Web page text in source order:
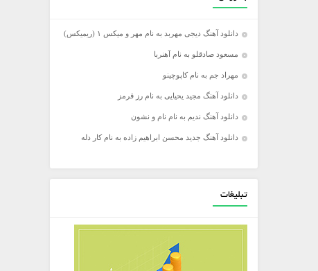
دانلود آهنگ دیجی مهربد به نام مهر و میکس ۱ (ریمیکس)
مسعود صادقلو به نام آهنربا
مهراد جم به نام کاپوچینو
دانلود آهنگ مجید یحیایی به نام رز قرمز
دانلود آهنگ ندیم به نام نام و نشون
دانلود آهنگ جدید محسن ابراهیم زاده به نام کار دله
تبلیغات